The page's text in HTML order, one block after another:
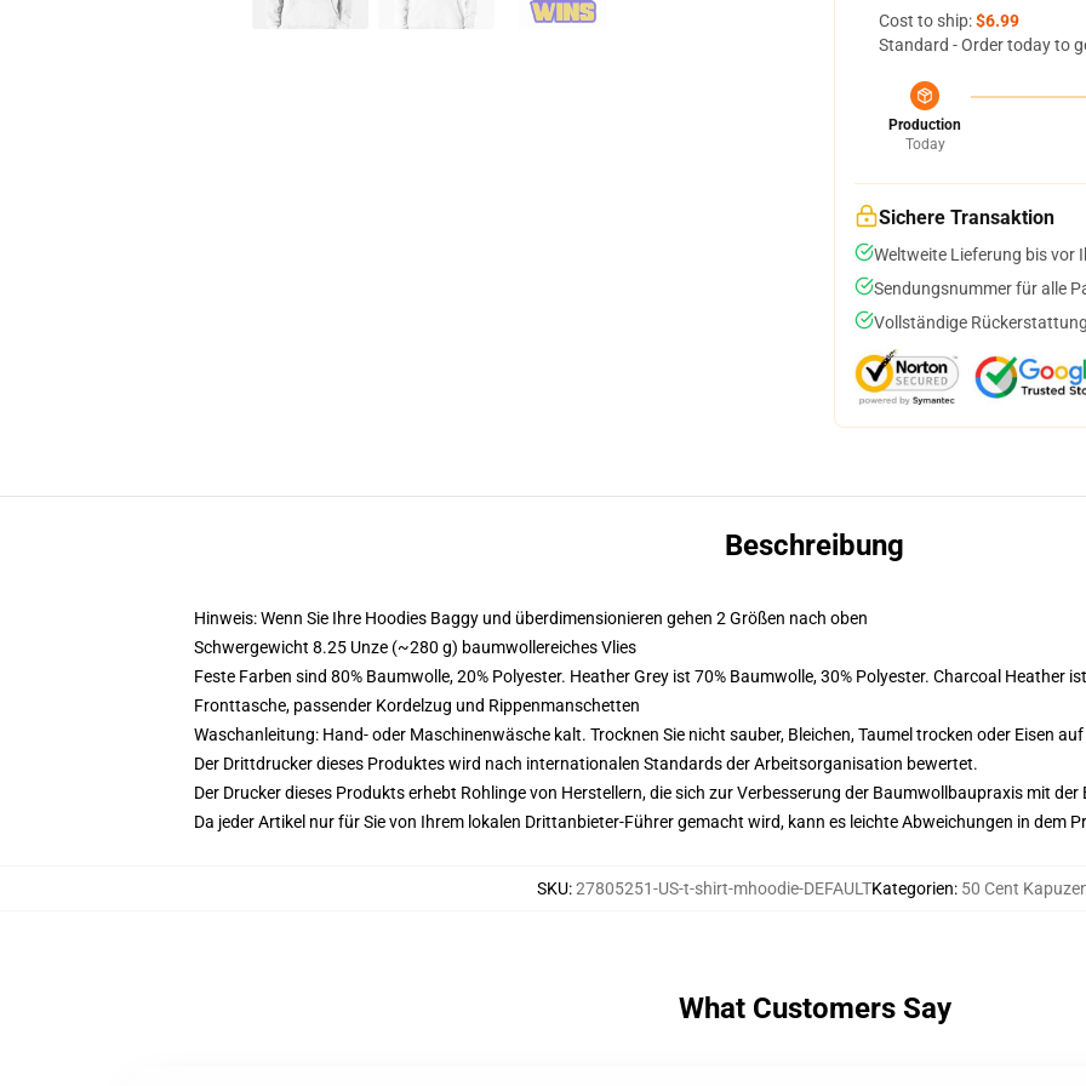
Cost to ship:$6.99
Standard - Order today to
Production
Today
Sichere Transaktion
Weltweite Lieferung bis vor
Sendungsnummer für alle
Vollständige
Beschreibung
Hinweis: Wenn Sie Ihre Hoodies Baggy und überdimensionieren gehen 2 Größen nach oben
Schwergewicht 8.25 Unze (~280 g) baumwollereiches Vlies
Feste Farben sind 80% Baumwolle, 20% Polyester. Heather Grey ist 70% Baumwolle, 30% Polyester. Charcoal Heather
Fronttasche, passender Kordelzug und Rippenmanschetten
Waschanleitung: Hand- oder Maschinenwäsche kalt. Trocknen Sie nicht sauber, Bleichen, Taumel trocken oder Eisen
Der Drittdrucker dieses Produktes wird nach internationalen Standards der Arbeitsorganisation bewertet.
Der Drucker dieses Produkts erhebt Rohlinge von Herstellern, die sich zur Verbesserung der Baumwollbaupraxis mit
Da jeder Artikel nur für Sie von Ihrem lokalen Drittanbieter-Führer gemacht wird, kann es leichte Abweichungen in dem
SKU:27805251-US-t-shirt-mhoodie-DEFAULTKategorien: 50 Cent
What Customers Say